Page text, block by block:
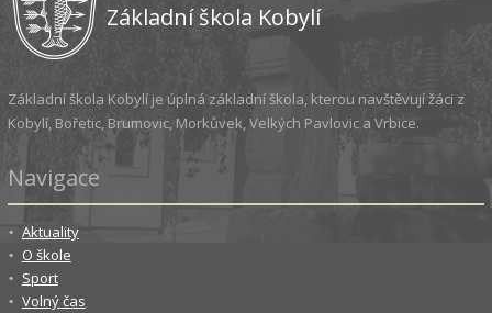
Základní škola Kobylí
Základní škola Kobylí je úplná základní škola, kterou navštěvují žáci z
Kobylí, Bořetic, Brumovic, Morkůvek, Velkých Pavlovic a Vrbice.
Navigace
Aktuality
O škole
Sport
Volný čas